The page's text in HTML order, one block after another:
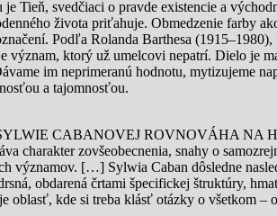
Tieň, svedčiaci o pravde existencie a
života priťahuje. Obmedzenie farby
Podľa Rolanda Barthesa
význam, ktorý už umelcovi nepatrí. Dielo je
im neprimeranú hodnotu, mytizujeme
a tajomnosťou.
CABANOVEJ ROVNOVÁHA NA
charakter zovšeobecnenia, snahy o
významov. […] Sylwia Caban dôsledne
obdarená črtami špecifickej štruktúry,
oblasť, kde si treba klásť otázky o všetkom –